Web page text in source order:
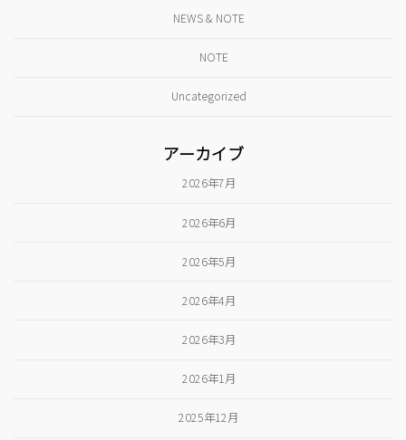
NEWS & NOTE
NOTE
Uncategorized
アーカイブ
2026年7月
2026年6月
2026年5月
2026年4月
2026年3月
2026年1月
2025年12月